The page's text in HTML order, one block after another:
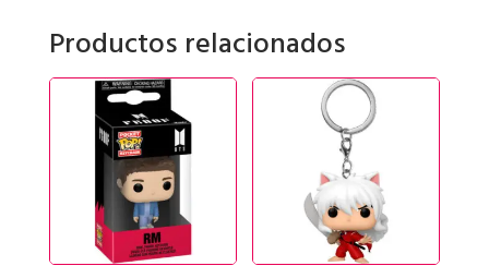
NUEVO
IMPERIO
Productos relacionados